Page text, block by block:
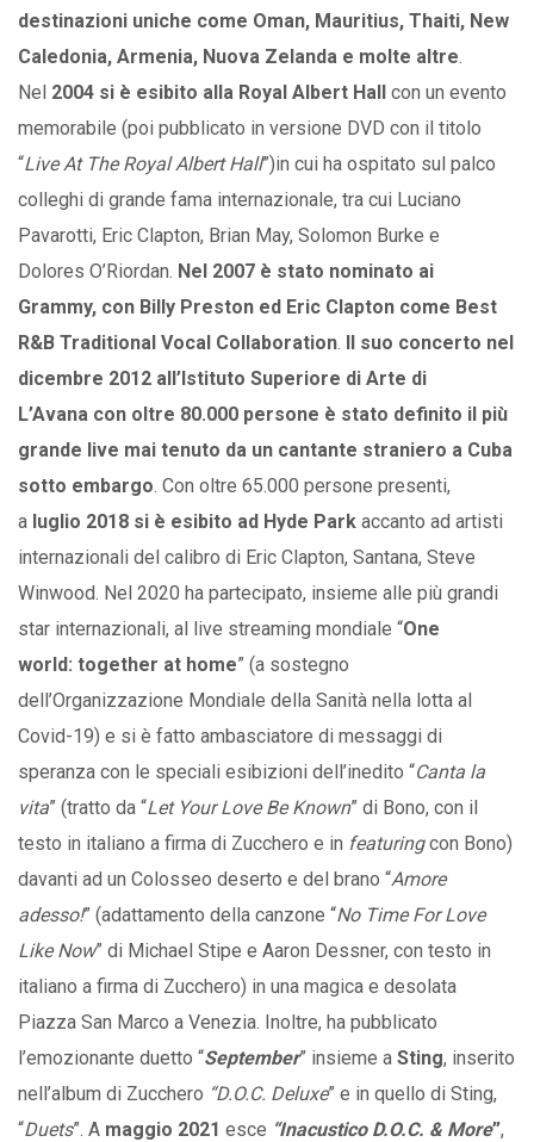
destinazioni uniche come Oman, Mauritius, Thaiti, New
Caledonia, Armenia, Nuova Zelanda e molte altre.
Nel 2004 si è esibito alla Royal Albert Hall con un evento
memorabile (poi pubblicato in versione DVD con il titolo
“Live At The Royal Albert Hall”)in cui ha ospitato sul palco
colleghi di grande fama internazionale, tra cui Luciano
Pavarotti, Eric Clapton, Brian May, Solomon Burke e
Dolores O’Riordan. Nel 2007 è stato nominato ai
Grammy, con Billy Preston ed Eric Clapton come Best
R&B Traditional Vocal Collaboration. Il suo concerto nel
dicembre 2012 all’Istituto Superiore di Arte di
L’Avana con oltre 80.000 persone è stato definito il più
grande live mai tenuto da un cantante straniero a Cuba
sotto embargo. Con oltre 65.000 persone presenti,
a luglio 2018 si è esibito ad Hyde Park accanto ad artisti
internazionali del calibro di Eric Clapton, Santana, Steve
Winwood. Nel 2020 ha partecipato, insieme alle più grandi
star internazionali, al live streaming mondiale “One
world: together at home” (a sostegno
dell’Organizzazione Mondiale della Sanità nella lotta al
Covid-19) e si è fatto ambasciatore di messaggi di
speranza con le speciali esibizioni dell’inedito “Canta la
vita” (tratto da “Let Your Love Be Known” di Bono, con il
testo in italiano a firma di Zucchero e in featuringcon Bono)
davanti ad un Colosseo deserto e del brano “Amore
adesso!” (adattamento della canzone “No Time For Love
Like Now” di Michael Stipe e Aaron Dessner, con testo in
italiano a firma di Zucchero) in una magica e desolata
Piazza San Marco a Venezia. Inoltre, ha pubblicato
l’emozionante duetto “September” insieme a Sting, inserito
nell’album di Zucchero “D.O.C. Deluxe” e in quello di Sting,
“Duets”. A maggio 2021 esce “Inacustico D.O.C. & More”,